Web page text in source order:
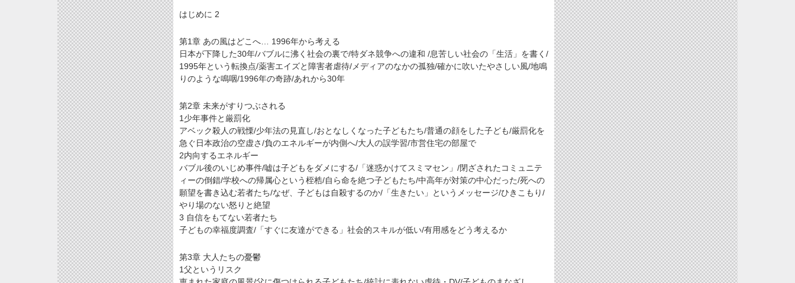
はじめに 2
第1章 あの風はどこへ… 1996年から考える
日本が下降した30年/バブルに沸く社会の裏で/特ダネ競争への違和 /息苦しい社会の「生活」を書く/
1995年という転換点/薬害エイズと障害者虐待/メディアのなかの孤独/確かに吹いたやさしい風/地鳴
りのような鳴咽/1996年の奇跡/あれから30年
第2章 未来がすりつぶされる
1少年事件と厳罰化
アベック殺人の戦慄/少年法の見直し/おとなしくなった子どもたち/普通の顔をした子ども/厳罰化を
急ぐ日本政治の空虚さ/負のエネルギーが内側へ/大人の誤学習/市営住宅の部屋で
2内向するエネルギー
バブル後のいじめ事件/嘘は子どもをダメにする/「迷惑かけてスミマセン」/閉ざされたコミュニテ
ィーの倒錯/学校への帰属心という桎梏/自ら命を絶つ子どもたち/中高年が対策の中心だった/死への
願望を書き込む若者たち/なぜ、子どもは自殺するのか/「生きたい」というメッセージ/ひきこもり/
やり場のない怒りと絶望
3 自信をもてない若者たち
子どもの幸福度調査/「すぐに友達ができる」社会的スキルが低い/有用感をどう考えるか
第3章 大人たちの憂鬱
1父というリスク